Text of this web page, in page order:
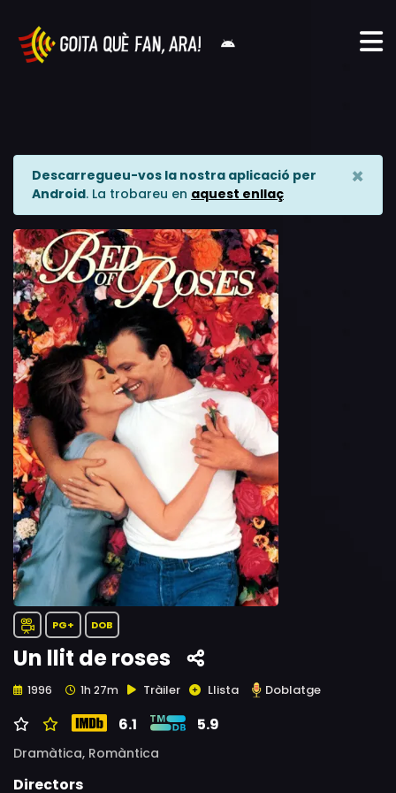
Descarregueu-vos la nostra aplicació per
Android. La trobareu en aquest enllaç
×
PG+ DOB
Un llit de roses
1996 1h 27m Tràiler Llista Doblatge
6.1 5.9
Dramàtica, Romàntica
Directors